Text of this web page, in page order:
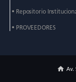
• Repositorio
• PROVEEDORES
Av.